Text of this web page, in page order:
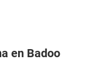
en Badoo